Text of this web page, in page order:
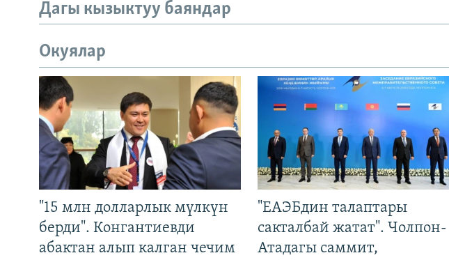
Дагы кызыктуу баяндар
Окуялар
"15 млн долларлык мүлкүн
берди". Конгантиевди
абактан алып калган чечим
"ЕАЭБдин талаптары
сакталбай жатат". Чолпон-
Атадагы саммит,